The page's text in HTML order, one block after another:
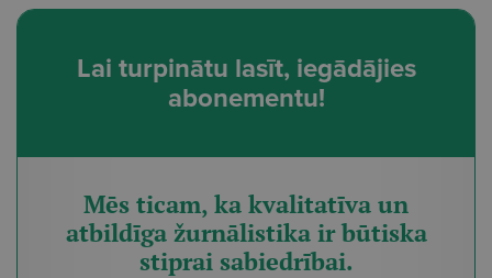
Lai turpinātu lasīt, iegādājies
abonementu!
Mēs ticam, ka kvalitatīva un
atbildīga žurnālistika ir būtiska
stiprai sabiedrībai.